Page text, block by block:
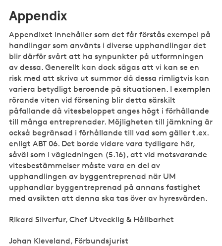
Appendix
Appendixet innehåller som det får förstås exempel på
handlingar som använts i diverse upphandlingar det
blir därför svårt att ha synpunkter på utformningen
av dessa. Generellt kan dock sägas att vi kan se en
risk med att skriva ut summor då dessa rimligtvis kan
variera betydligt beroende på situationen. I exemplen
rörande viten vid försening blir detta särskilt
påfallande då vitesbeloppet anges högt i förhållande
till många entreprenader. Möjligheten till jämkning är
också begränsad i förhållande till vad som gäller t.ex.
enligt ABT 06. Det borde vidare vara tydligare här,
såväl som i vägledningen (5.16), att vid motsvarande
vitesbestämmelser måste vara en del av
upphandlingen av byggentreprenad när UM
upphandlar byggentreprenad på annans fastighet
med avsikten att denna ska tas över av hyresvärden.
Rikard Silverfur, Chef Utvecklig & Hållbarhet
Johan Kleveland, Förbundsjurist